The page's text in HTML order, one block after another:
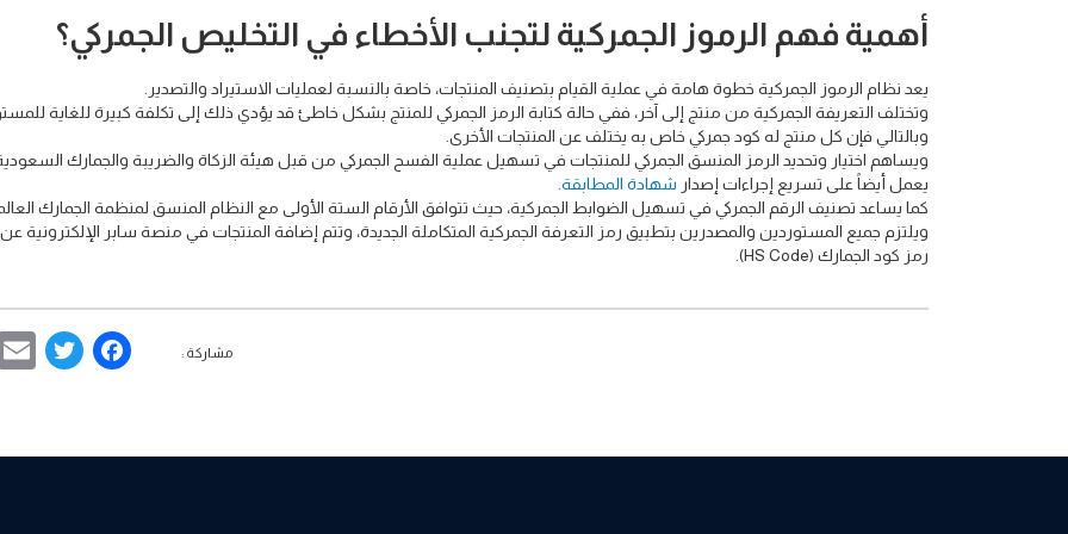
أهمية فهم الرموز الجمركية لتجنب الأخطاء في التخليص الجمركي؟
يعد نظام الرموز الجمركية خطوة هامة في عملية القيام بتصنيف المنتجات، خاصة بالنسبة لعمليات الاستيراد والتصدير.
وتختلف التعريفة الجمركية من منتج إلى آخر، ففي حالة كتابة الرمز الجمركي للمنتج بشكل خاطئ قد يؤدي ذلك إلى تكلفة كبيرة للغاية
وبالتالي فإن كل منتج له كود جمركي خاص به يختلف عن المنتجات الأخرى.
ويساهم اختيار وتحديد الرمز المنسق الجمركي للمنتجات في تسهيل عملية الفسح الجمركي من قبل هيئة الزكاة والضريبة والجمارك
يعمل أيضاً على تسريع إجراءات إصدار شهادة المطابقة.
كما يساعد تصنيف الرقم الجمركي في تسهيل الضوابط الجمركية، حيث تتوافق الأرقام الستة الأولى مع النظام المنسق لمنظمة الجمارك
ويلتزم جميع المستوردين والمصدرين بتطبيق رمز التعرفة الجمركية المتكاملة الجديدة، وتتم إضافة المنتجات في منصة سابر الإلكترونية
رمز كود الجمارك (HS Code).
مشاركة :